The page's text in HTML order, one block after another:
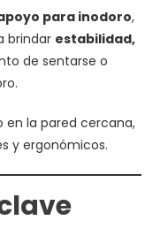
para inodoro,
brindar estabilidad,
de sentarse o
en la pared cercana,
y ergonómicos.